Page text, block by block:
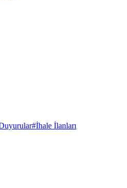
#İhale İlanları